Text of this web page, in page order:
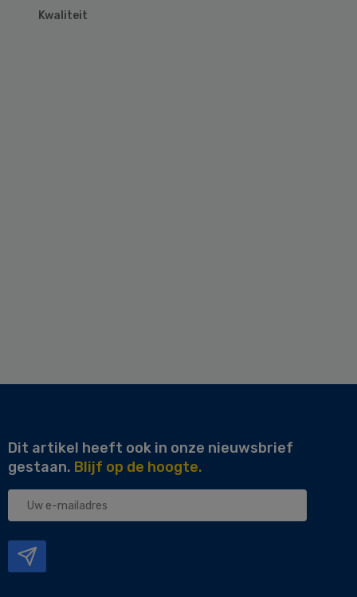
Kwaliteit
Dit artikel heeft ook in onze nieuwsbrief
gestaan. Blijf op de hoogte.
Uw